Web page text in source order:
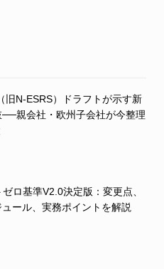
旧N-ESRS）ドラフトが示す新
──親会社・欧州子会社が今整理
ロ基準V2.0決定版：変更点、
ール、実務ポイントを解説